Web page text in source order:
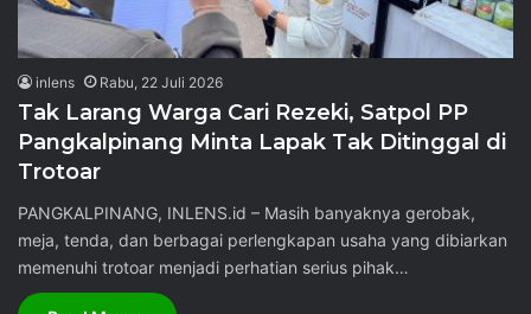
inlens Rabu, 22 Juli 2026
Tak Larang Warga Cari Rezeki, Satpol PP
Pangkalpinang Minta Lapak Tak Ditinggal di
Trotoar
PANGKALPINANG, INLENS.id – Masih banyaknya gerobak,
meja, tenda, dan berbagai perlengkapan usaha yang dibiarkan
memenuhi trotoar menjadi perhatian serius pihak…